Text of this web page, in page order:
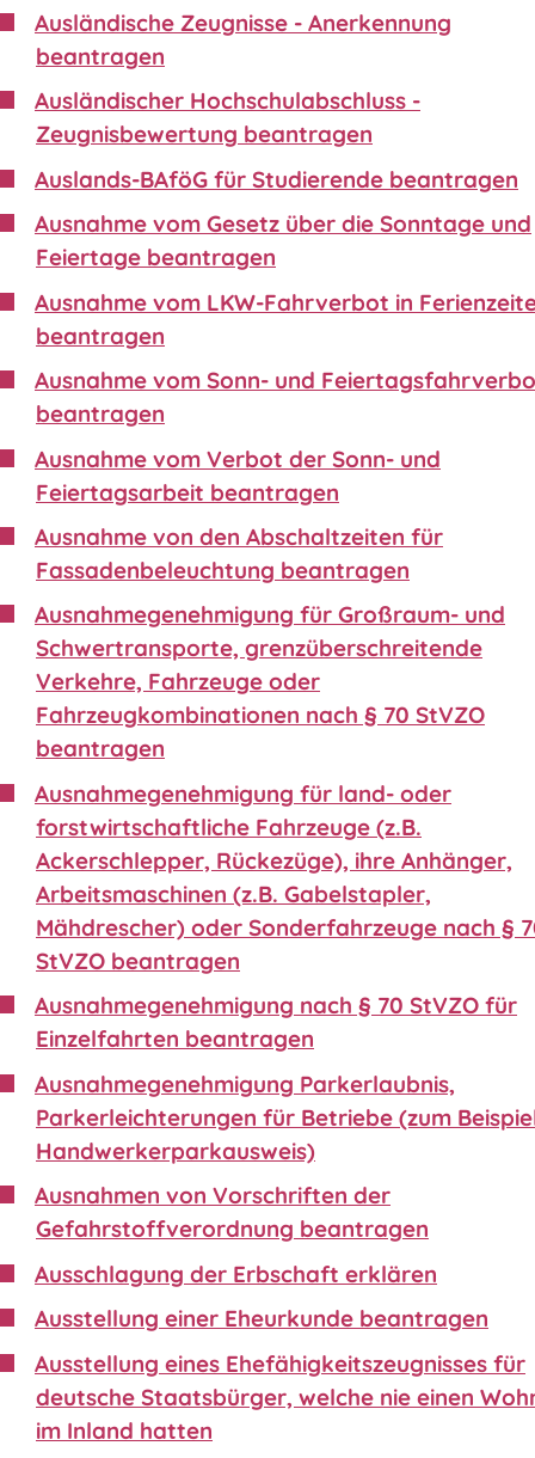
Ausländische Zeugnisse - Anerkennung
beantragen
Ausländischer Hochschulabschluss -
Zeugnisbewertung beantragen
Auslands-BAföG für Studierende beantragen
Ausnahme vom Gesetz über die Sonntage und
Feiertage beantragen
Ausnahme vom LKW-Fahrverbot in
beantragen
Ausnahme vom Sonn- und
beantragen
Ausnahme vom Verbot der Sonn- und
Feiertagsarbeit beantragen
Ausnahme von den Abschaltzeiten für
Fassadenbeleuchtung beantragen
Ausnahmegenehmigung für Großraum- und
Schwertransporte, grenzüberschreitende
Verkehre, Fahrzeuge oder
Fahrzeugkombinationen nach § 70 StVZO
beantragen
Ausnahmegenehmigung für land- oder
forstwirtschaftliche Fahrzeuge (z.B.
Ackerschlepper, Rückezüge), ihre Anhänger,
Arbeitsmaschinen (z.B. Gabelstapler,
Mähdrescher) oder Sonderfahrzeuge nach §
StVZO beantragen
Ausnahmegenehmigung nach § 70 StVZO für
Einzelfahrten beantragen
Ausnahmegenehmigung Parkerlaubnis,
Parkerleichterungen für Betriebe (zum
Handwerkerparkausweis)
Ausnahmen von Vorschriften der
Gefahrstoffverordnung beantragen
Ausschlagung der Erbschaft erklären
Ausstellung einer Eheurkunde beantragen
Ausstellung eines Ehefähigkeitszeugnisses für
deutsche Staatsbürger, welche nie einen
im Inland hatten